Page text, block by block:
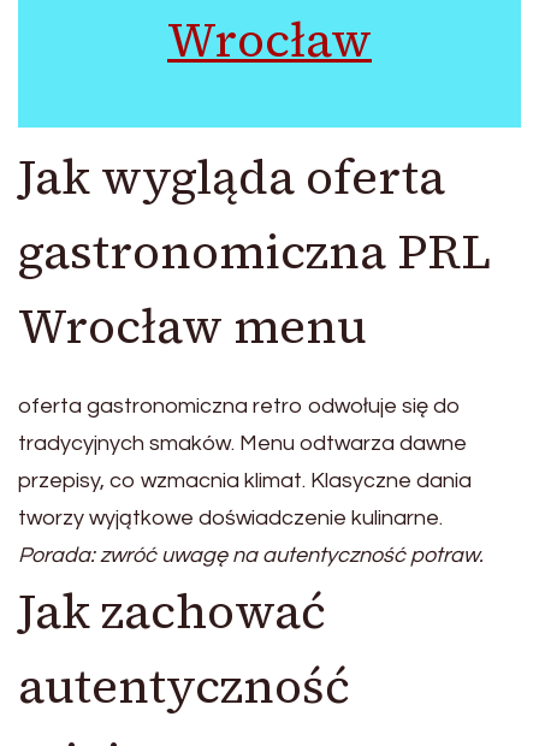
Wrocław
Jak wygląda oferta
gastronomiczna PRL
Wrocław menu
oferta gastronomiczna retro odwołuje się do
tradycyjnych smaków. Menu odtwarza dawne
przepisy, co wzmacnia klimat. Klasyczne dania
tworzy wyjątkowe doświadczenie kulinarne.
Porada: zwróć uwagę na autentyczność potraw.
Jak zachować
autentyczność